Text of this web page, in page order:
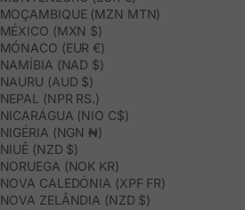
MOÇAMBIQUE (MZN MTN)
MÉXICO (MXN $)
MÓNACO (EUR €)
NAMÍBIA (NAD $)
NAURU (AUD $)
NEPAL (NPR RS.)
NICARÁGUA (NIO C$)
NIGÉRIA (NGN ₦)
NIUÊ (NZD $)
NORUEGA (NOK KR)
NOVA CALEDÓNIA (XPF FR)
NOVA ZELÂNDIA (NZD $)